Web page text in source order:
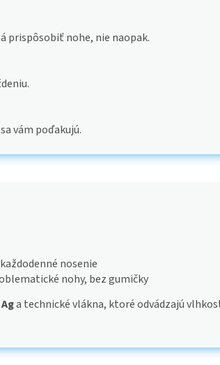
prispôsobiť nohe, nie naopak.
vám poďakujú.
nosenie
nohy, bez gumičky
a technické vlákna, ktoré odvádzajú